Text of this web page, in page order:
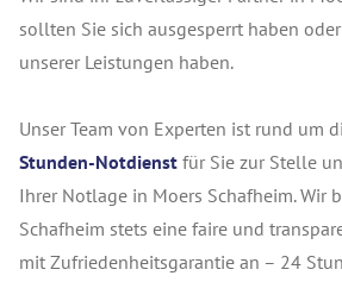
sollten Sie sich ausgesperrt haben
unserer Leistungen haben.
Unser Team von Experten ist rund um
Stunden-Notdienst für Sie zur Stelle
Ihrer Notlage in Moers Schafheim. Wir
Schafheim stets eine faire und
mit Zufriedenheitsgarantie an – 24